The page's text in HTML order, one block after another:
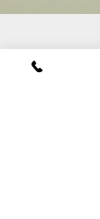
על מיקה פודארט